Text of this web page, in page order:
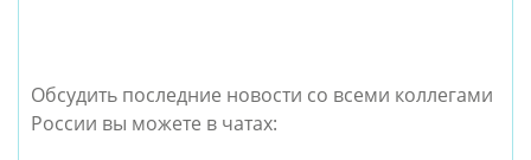
Обсудить последние новости со всеми коллегами
России вы можете в чатах: